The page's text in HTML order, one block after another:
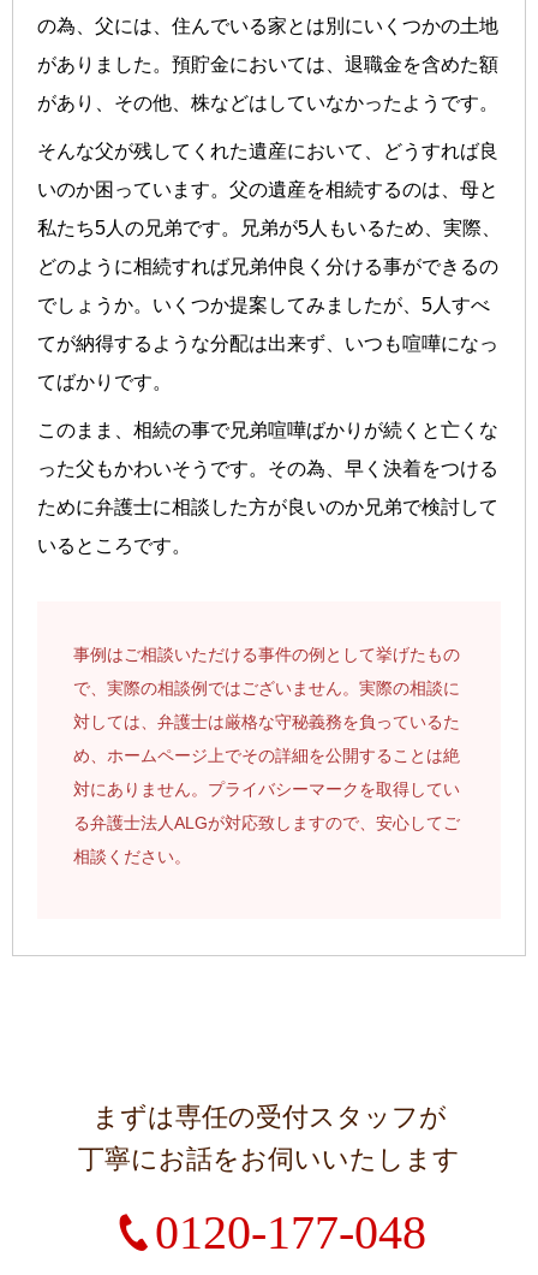
の為、父には、住んでいる家とは別にいくつかの土地
がありました。預貯金においては、退職金を含めた額
があり、その他、株などはしていなかったようです。
そんな父が残してくれた遺産において、どうすれば良
いのか困っています。父の遺産を相続するのは、母と
私たち5人の兄弟です。兄弟が5人もいるため、実際、
どのように相続すれば兄弟仲良く分ける事ができるの
でしょうか。いくつか提案してみましたが、5人すべ
てが納得するような分配は出来ず、いつも喧嘩になっ
てばかりです。
このまま、相続の事で兄弟喧嘩ばかりが続くと亡くな
った父もかわいそうです。その為、早く決着をつける
ために弁護士に相談した方が良いのか兄弟で検討して
いるところです。
事例はご相談いただける事件の例として挙げたもの
で、実際の相談例ではございません。実際の相談に
対しては、弁護士は厳格な守秘義務を負っているた
め、ホームページ上でその詳細を公開することは絶
対にありません。プライバシーマークを取得してい
る弁護士法人ALGが対応致しますので、安心してご
相談ください。
まずは専任の受付スタッフが
丁寧にお話をお伺いいたします
0120-177-048